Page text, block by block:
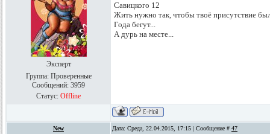
Эксперт
Группа: Проверенные
Сообщений: 3959
Статус: Offline
Савицкого 12
Жить нужно так, чтобы твоё присутствие
Года бегут...
А дурь на месте...
New Дата: Среда, 22.04.2015, 17:15 | Сообщение # 47